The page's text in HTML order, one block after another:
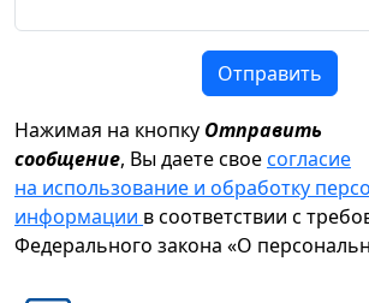
Отправить
Нажимая на кнопку Отправить
сообщение, Вы даете своесогласие
на использование и обработку
информации в соответствии с
Федерального закона «О